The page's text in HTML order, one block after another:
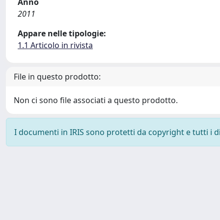
2011
Appare nelle tipologie:
1.1 Articolo in rivista
File in questo prodotto:
Non ci sono file associati a questo prodotto.
I documenti in IRIS sono protetti da copyright e tutti i